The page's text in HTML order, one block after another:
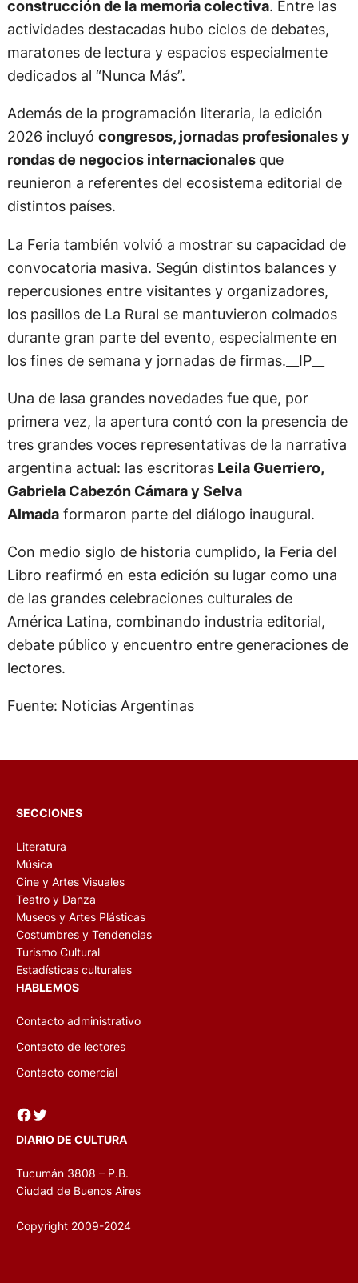
construcción de la memoria colectiva. Entre las
actividades destacadas hubo ciclos de debates,
maratones de lectura y espacios especialmente
dedicados al “Nunca Más”.
Además de la programación literaria, la edición
2026 incluyó congresos, jornadas profesionales y
rondas de negocios internacionales que
reunieron a referentes del ecosistema editorial de
distintos países.
La Feria también volvió a mostrar su capacidad de
convocatoria masiva. Según distintos balances y
repercusiones entre visitantes y organizadores,
los pasillos de La Rural se mantuvieron colmados
durante gran parte del evento, especialmente en
los fines de semana y jornadas de firmas.__IP__
Una de lasa grandes novedades fue que, por
primera vez, la apertura contó con la presencia de
tres grandes voces representativas de la narrativa
argentina actual: las escritorasLeila Guerriero,
Gabriela Cabezón Cámara y Selva
Almadaformaron parte del diálogo inaugural.
Con medio siglo de historia cumplido, la Feria del
Libro reafirmó en esta edición su lugar como una
de las grandes celebraciones culturales de
América Latina, combinando industria editorial,
debate público y encuentro entre generaciones de
lectores.
Fuente: Noticias Argentinas
SECCIONES
Literatura
Música
Cine y Artes Visuales
Teatro y Danza
Museos y Artes Plásticas
Costumbres y Tendencias
Turismo Cultural
Estadísticas culturales
HABLEMOS
Contacto administrativo
Contacto de lectores
Contacto comercial
Facebook Twitter
DIARIO DE CULTURA
Tucumán 3808 – P.B.
Ciudad de Buenos Aires
Copyright 2009-2024